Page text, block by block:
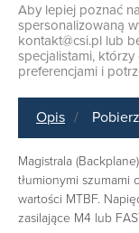
Aby lepiej poznać
spersonalizowaną
kontakt@csi.pl lub
specjalistami,
preferencjami i
Opis Pobierz
Magistrala
tłumionymi szumami
wartości MTBF.
zasilające M4 lub